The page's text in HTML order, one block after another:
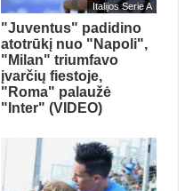
Italijos Serie A
"Juventus" padidino
atotrūkį nuo "Napoli",
"Milan" triumfavo
įvarčių fiestoje,
"Roma" palaužė
"Inter" (VIDEO)